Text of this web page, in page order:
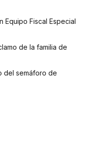
Equipo Fiscal Especial
de la familia de
del semáforo de